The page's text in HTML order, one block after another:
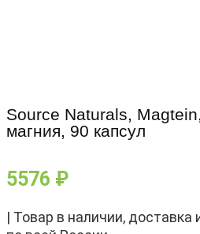
Source Naturals,
магния, 90 капсул
5576 ₽
| Товар в наличии,